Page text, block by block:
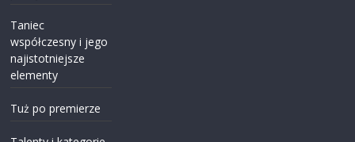
Taniec
współczesny i jego
najistotniejsze
elementy
Tuż po premierze